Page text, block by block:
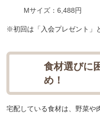
Mサイズ：6,488円
※初回は「入会プレゼント」
食材選びに
め！
宅配している食材は、野菜や